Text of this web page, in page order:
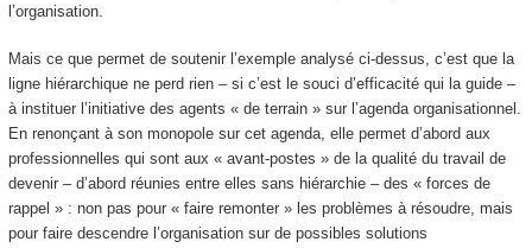
l’organisation.
Mais ce que permet de soutenir l’exemple analysé ci-dessus, c’est que la
ligne hiérarchique ne perd rien – si c’est le souci d’efficacité qui la guide –
à instituer l’initiative des agents « de terrain » sur l’agenda organisationnel.
En renonçant à son monopole sur cet agenda, elle permet d’abord aux
professionnelles qui sont aux « avant-postes » de la qualité du travail de
devenir – d’abord réunies entre elles sans hiérarchie – des « forces de
rappel » : non pas pour « faire remonter » les problèmes à résoudre, mais
pour faire descendre l’organisation sur de possibles solutions